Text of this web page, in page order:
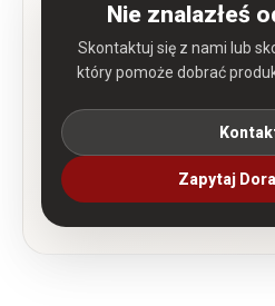
Nie znalazłeś
Skontaktuj się z nami lub
który pomoże dobrać
Zapytaj